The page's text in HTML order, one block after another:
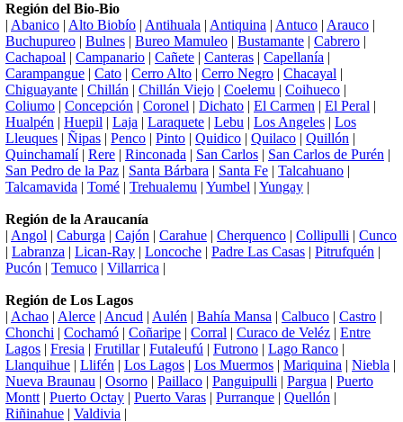
Región del Bio-Bio
| Abanico | Alto Biobío | Antihuala | Antiquina | Antuco | Arauco |
Buchupureo | Bulnes | Bureo Mamuleo | Bustamante | Cabrero |
Cachapoal | Campanario | Cañete | Canteras | Capellanía |
Carampangue | Cato | Cerro Alto | Cerro Negro | Chacayal |
Chiguayante | Chillán | Chillán Viejo | Coelemu | Coihueco |
Coliumo | Concepción | Coronel | Dichato | El Carmen | El Peral |
Hualpén | Huepil | Laja | Laraquete | Lebu | Los Angeles | Los
Lleuques | Ñipas | Penco | Pinto | Quidico | Quilaco | Quillón |
Quinchamalí| Rere | Rinconada | San Carlos | San Carlos de Purén |
San Pedro de la Paz | Santa Bárbara | Santa Fe | Talcahuano |
Talcamavida | Tomé | Trehualemu | Yumbel | Yungay |
Región de la Araucanía
| Angol | Caburga | Cajón | Carahue | Cherquenco | Collipulli | Cunco
| Labranza | Lican-Ray | Loncoche | Padre Las Casas | Pitrufquén |
Pucón | Temuco | Villarrica |
Región de Los Lagos
| Achao | Alerce | Ancud | Aulén | Bahía Mansa | Calbuco | Castro |
Chonchi | Cochamó | Coñaripe | Corral | Curaco de Veléz | Entre
Lagos | Fresia | Frutillar| Futaleufú | Futrono | Lago Ranco |
Llanquihue | Llifén | Los Lagos | Los Muermos | Mariquina | Niebla |
Nueva Braunau | Osorno | Paillaco | Panguipulli | Pargua | Puerto
Montt | Puerto Octay | Puerto Varas | Purranque | Quellón |
Riñinahue | Valdivia |